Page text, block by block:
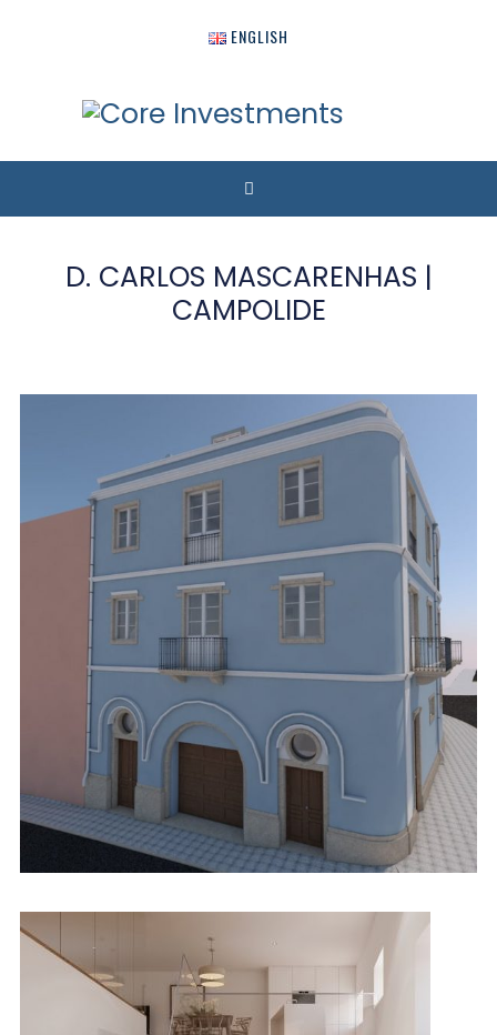
ENGLISH
D. CARLOS MASCARENHAS |
CAMPOLIDE